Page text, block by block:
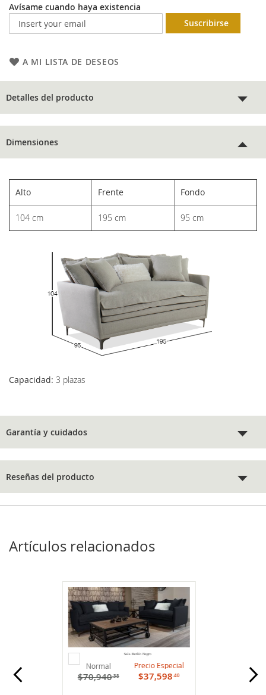
Avísame cuando haya existencia
Suscribirse
A MI LISTA DE DESEOS
Detalles del producto
Dimensiones
Alto Frente Fondo
104 cm 195 cm 95 cm
Capacidad: 3 plazas
Garantía y cuidados
Reseñas del producto
Artículos relacionados
Sala Berlín Negro
Normal
$70,940.38
Precio Especial
$37,598.40
carrito